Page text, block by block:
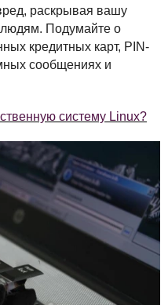
раскрывая вашу
Подумайте о
кредитных карт, PIN-
сообщениях и
систему Linux?